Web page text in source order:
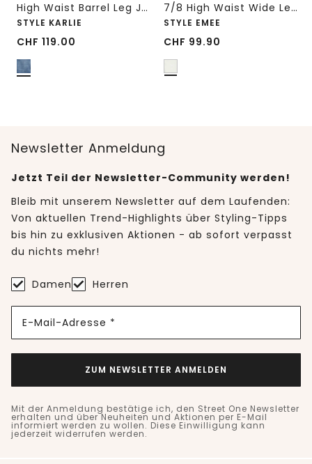
High Waist Barrel Leg Jeans im Loose Fit
STYLE KARLIE
CHF 119.00
7/8 High Waist Wide Leg Jeans im Loose Fit
STYLE EMEE
CHF 99.90
Newsletter Anmeldung
Jetzt Teil der Newsletter-Community werden!
Bleib mit unserem Newsletter auf dem Laufenden:
Von aktuellen Trend-Highlights über Styling-Tipps
bis hin zu exklusiven Aktionen - ab sofort verpasst
du nichts mehr!
Damen Herren
E-Mail-Adresse *
ZUM NEWSLETTER ANMELDEN
Mit der Anmeldung bestätige ich, den Street One Newsletter
erhalten und über Neuheiten und Aktionen per E-Mail
informiert werden zu wollen. Diese Einwilligung kann
jederzeit widerrufen werden.